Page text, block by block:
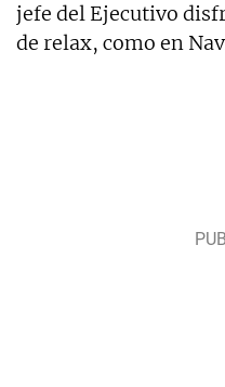
jefe del Ejecutivo
de relax, como en